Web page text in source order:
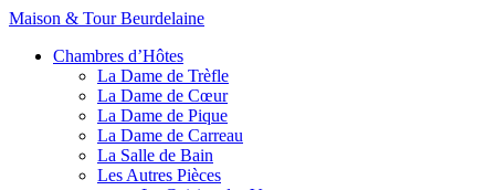
Maison & Tour Beurdelaine
Chambres d’Hôtes
La Dame de Trèfle
La Dame de Cœur
La Dame de Pique
La Dame de Carreau
La Salle de Bain
Les Autres Pièces